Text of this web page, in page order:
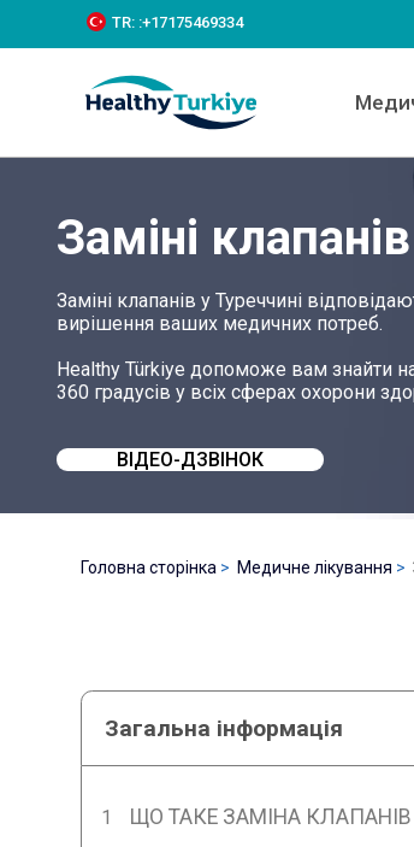
k
c
TR: :+‪17175469334‬
Заміні
Заміні клапанів у Туреччині
вирішення ваших медичних потреб.
Healthy Türkiye допоможе вам знайти
360 градусів у всіх сферах охорони
ВІДЕО-ДЗВІНОК
Головна сторінка Медичне лікування
Загальна інформація
ЩО ТАКЕ ЗАМІНА КЛАПАНІВ